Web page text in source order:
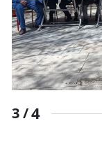
3 /4